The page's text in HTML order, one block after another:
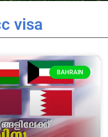
visa
BAHRAIN